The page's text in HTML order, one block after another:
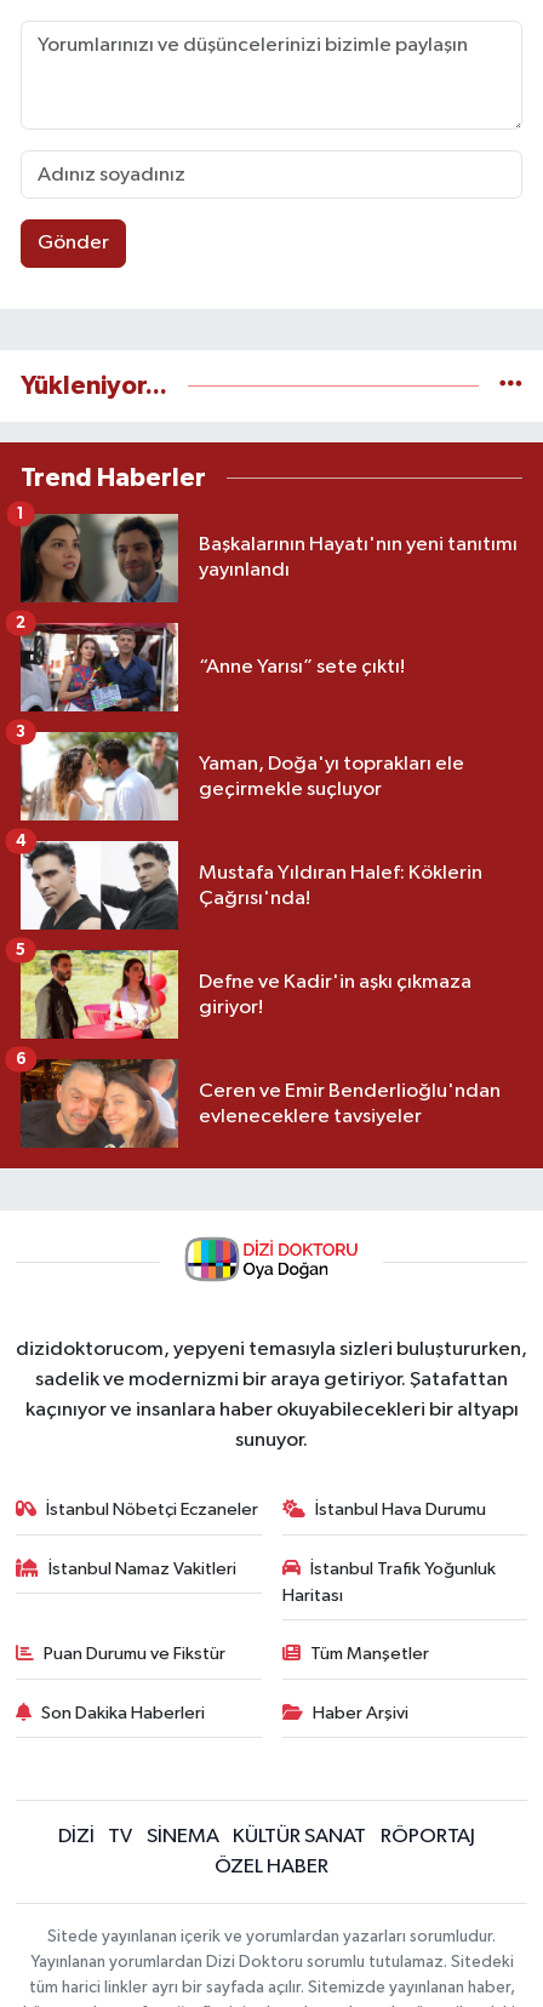
Gönder
Yükleniyor...
Trend Haberler
Başkalarının Hayatı'nın yeni tanıtımı
yayınlandı
1
“Anne Yarısı” sete çıktı!
2
Yaman, Doğa'yı toprakları ele
geçirmekle suçluyor
3
Mustafa Yıldıran Halef: Köklerin
Çağrısı'nda!
4
Defne ve Kadir'in aşkı çıkmaza
giriyor!
5
Ceren ve Emir Benderlioğlu'ndan
evleneceklere tavsiyeler
6
dizidoktorucom, yepyeni temasıyla sizleri buluştururken,
sadelik ve modernizmi bir araya getiriyor. Şatafattan
kaçınıyor ve insanlara haber okuyabilecekleri bir altyapı
sunuyor.
İstanbul Nöbetçi Eczaneler İstanbul Hava Durumu
İstanbul Namaz Vakitleri
İstanbul Trafik Yoğunluk
Haritası
Puan Durumu ve Fikstür Tüm Manşetler
Son Dakika Haberleri Haber Arşivi
DİZİ TV SİNEMA KÜLTÜR SANAT
RÖPORTAJ
ÖZEL HABER
Sitede yayınlanan içerik ve yorumlardan yazarları sorumludur.
Yayınlanan yorumlardan Dizi Doktoru sorumlu tutulamaz. Sitedeki
tüm harici linkler ayrı bir sayfada açılır. Sitemizde yayınlanan haber,